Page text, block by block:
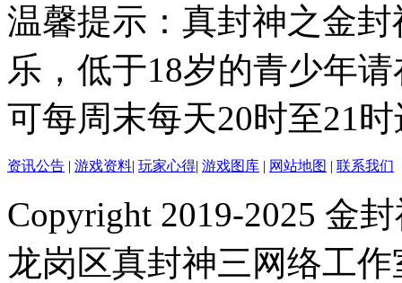
温馨提示：真封神之金
乐，低于18岁的青少年
可每周末每天20时至21
资讯公告 | 游戏资料| 玩家心得| 游戏图库 | 网站地图 | 联系我们
Copyright 2019-2025 金
龙岗区真封神三网络工